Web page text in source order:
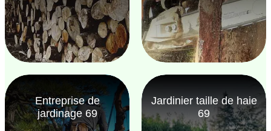
Entreprise de
jardinage 69
Jardinier taille de haie
69